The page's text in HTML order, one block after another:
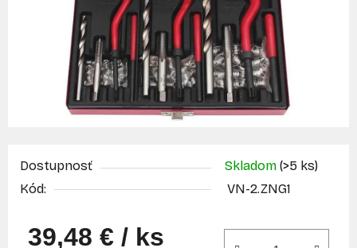
Dostupnosť Skladom (>5 ks)
Kód:
VN-2.ZNG1
39,48 € / ks